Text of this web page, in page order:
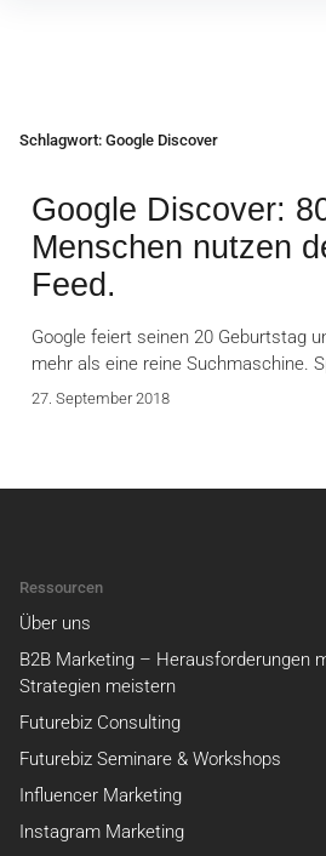
Schlagwort: Google Discover
Google Discover:
Menschen nutzen
Feed.
Google feiert seinen 20 Geburtstag
mehr als eine reine Suchmaschine.
27. September 2018
Ressourcen
Über uns
B2B Marketing – Herausforderungen
Strategien meistern
Futurebiz Consulting
Futurebiz Seminare & Workshops
Influencer Marketing
Instagram Marketing